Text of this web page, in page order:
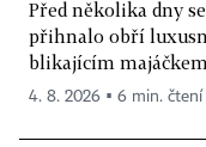
Před několika dny
přihnalo obří
blikajícím
4. 8. 2026 ▪ 6 min. čtení